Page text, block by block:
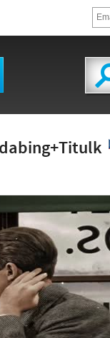
dabing+Titulk